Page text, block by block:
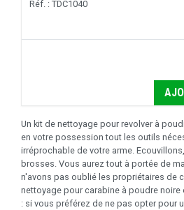
Réf. : TDC1040
Un kit de nettoyage pour revolver à
en votre possession tout les outils
irréprochable de votre arme.
brosses. Vous aurez tout à portée de
n'avons pas oublié les propriétaires de
nettoyage pour carabine à poudre
: si vous préférez de ne pas opter pour